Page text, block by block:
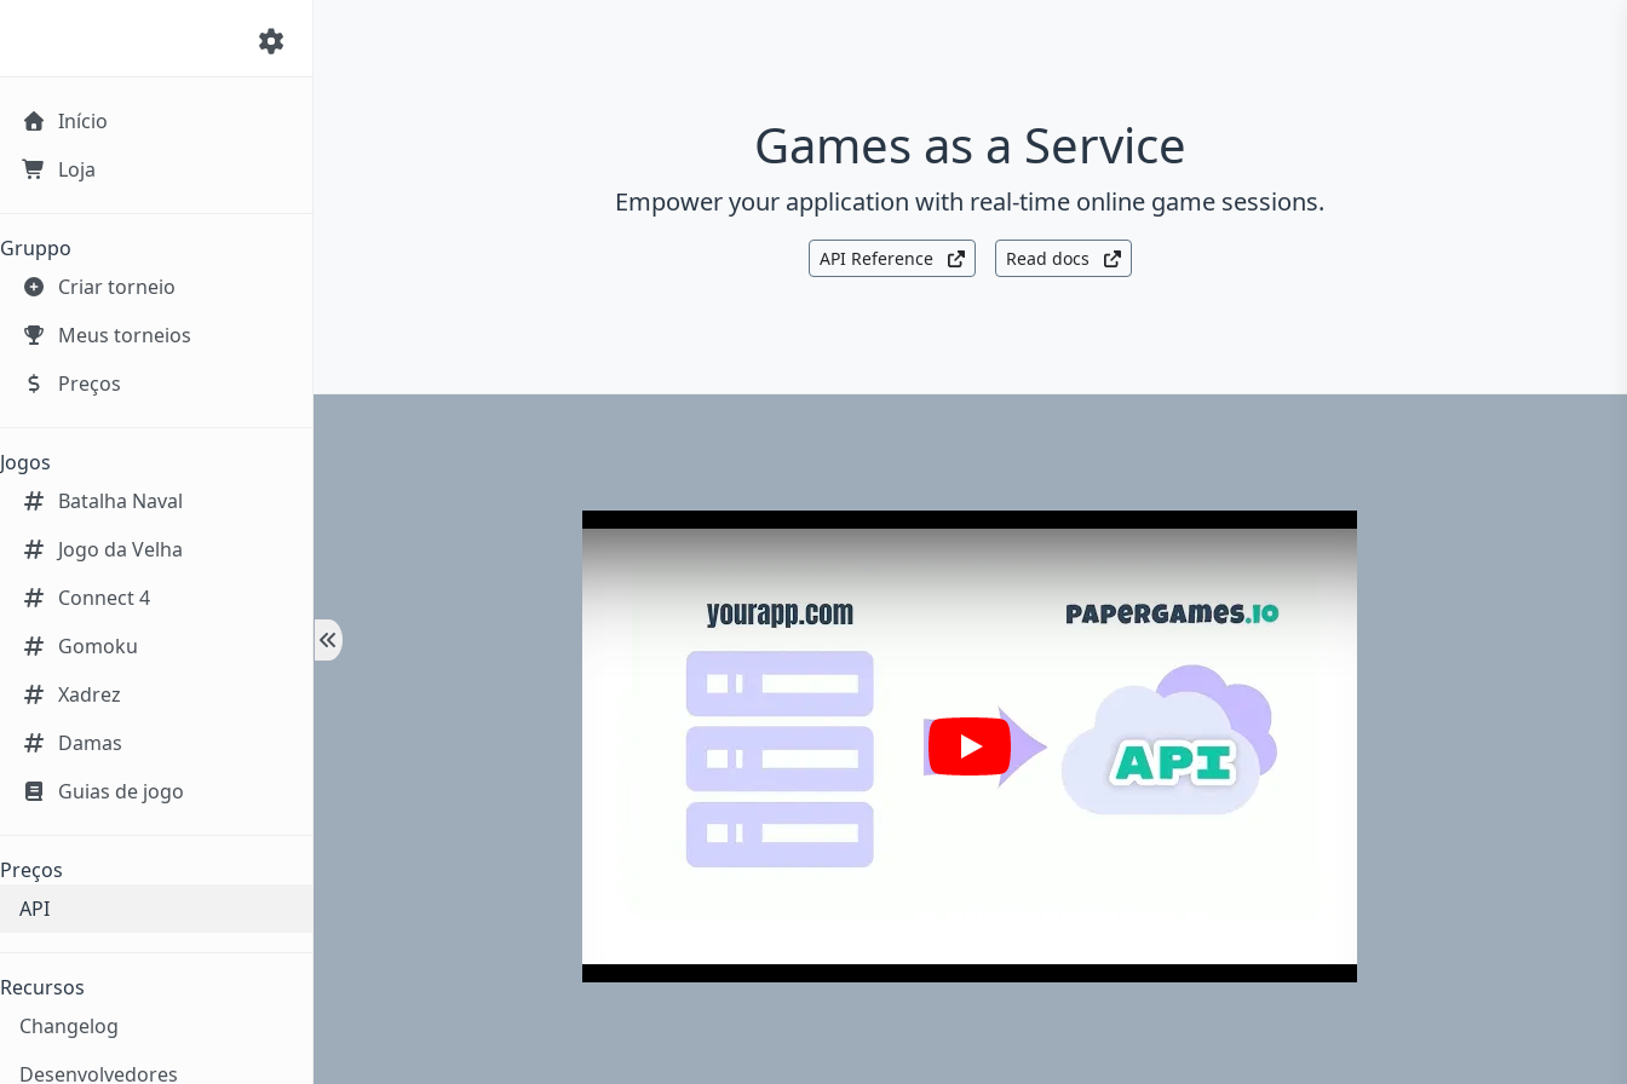
Início
Loja
Gruppo
Criar torneio
Meus torneios
Preços
Jogos
Batalha Naval
Jogo da Velha
Connect 4
Gomoku
Xadrez
Damas
Guias de jogo
Preços
API
Recursos
Changelog
Desenvolvedores
Games as a Service
Empower your application with real-time online game sessions.
API Reference Read docs